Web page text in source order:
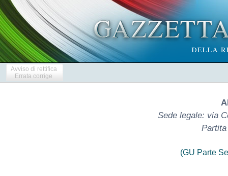
Avviso di rettifica
Errata corrige
Sede legale: via
Partita
(GU Parte